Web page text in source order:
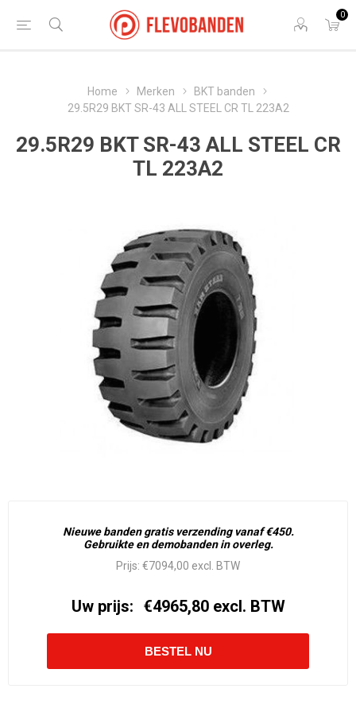
0
Home Merken
BKT banden
29.5R29 BKT SR-43 ALL STEEL CR TL 223A2
29.5R29 BKT SR-43 ALL STEEL CR
TL 223A2
Nieuwe banden gratis verzending vanaf €450.
Gebruikte en demobanden in overleg.
Prijs: €7094,00 excl. BTW
Uw prijs: €4965,80 excl. BTW